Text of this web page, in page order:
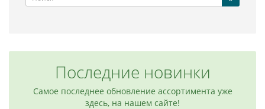
Последние новинки
Самое последнее обновление ассортимента уже
здесь, на нашем сайте!